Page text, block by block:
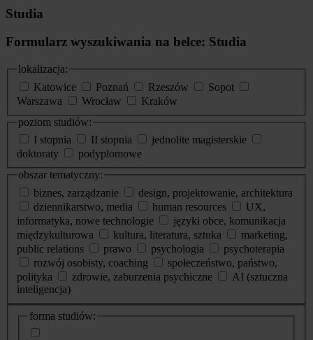
Studia
Formularz wyszukiwania na belce: Studia
lokalizacja:
Katowice
Poznań Rzeszów
Sopot
Warszawa
Wrocław
Kraków
poziom studiów:
I stopnia
II stopnia
jednolite magisterskie
doktoraty
podyplomowe
obszar tematyczny:
biznes, zarządzanie
design, projektowanie, architektura
dziennikarstwo, media
human resources
UX,
informatyka, nowe technologie
języki obce, komunikacja
międzykulturowa
kultura, literatura, sztuka
marketing,
public relations
prawo psychologia
psychoterapia
rozwój osobisty, coaching
społeczeństwo, państwo,
polityka
zdrowie, zaburzenia psychiczne
AI (sztuczna
inteligencja)
dodatkowe
informacje
forma studiów: